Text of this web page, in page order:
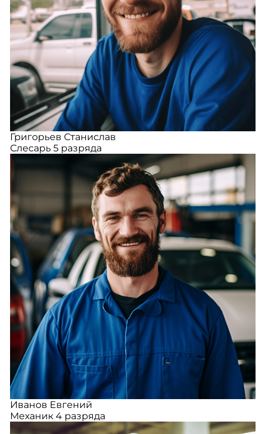
Григорьев Станислав
Слесарь 5 разряда
Иванов Евгений
Механик 4 разряда